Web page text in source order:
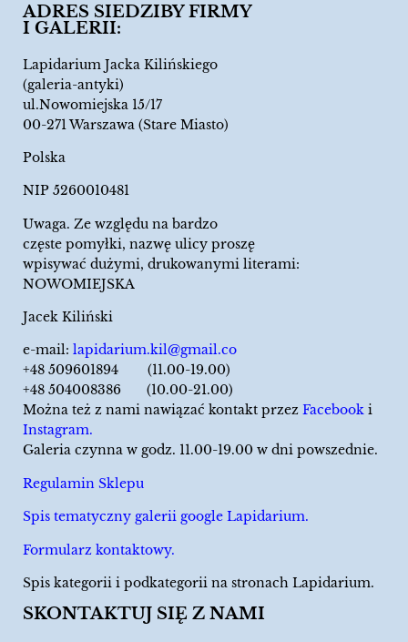
ADRES SIEDZIBY FIRMY
I GALERII:
Lapidarium Jacka Kilińskiego
(galeria-antyki)
ul.Nowomiejska 15/17
00-271 Warszawa (Stare Miasto)
Polska
NIP 5260010481
Uwaga. Ze względu na bardzo
częste pomyłki, nazwę ulicy proszę
wpisywać dużymi, drukowanymi literami:
NOWOMIEJSKA
Jacek Kiliński
e-mail: lapidarium.kil@gmail.co
+48 509601894 (11.00-19.00)
+48 504008386 (10.00-21.00)
Można też z nami nawiązać kontakt przez Facebook i
Instagram.
Galeria czynna w godz. 11.00-19.00 w dni powszednie.
Regulamin Sklepu
Spis tematyczny galerii google Lapidarium.
Formularz kontaktowy.
Spis kategorii i podkategorii na stronach Lapidarium.
SKONTAKTUJ SIĘ Z NAMI